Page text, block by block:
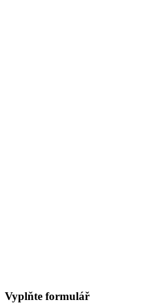
Vyplňte formulář